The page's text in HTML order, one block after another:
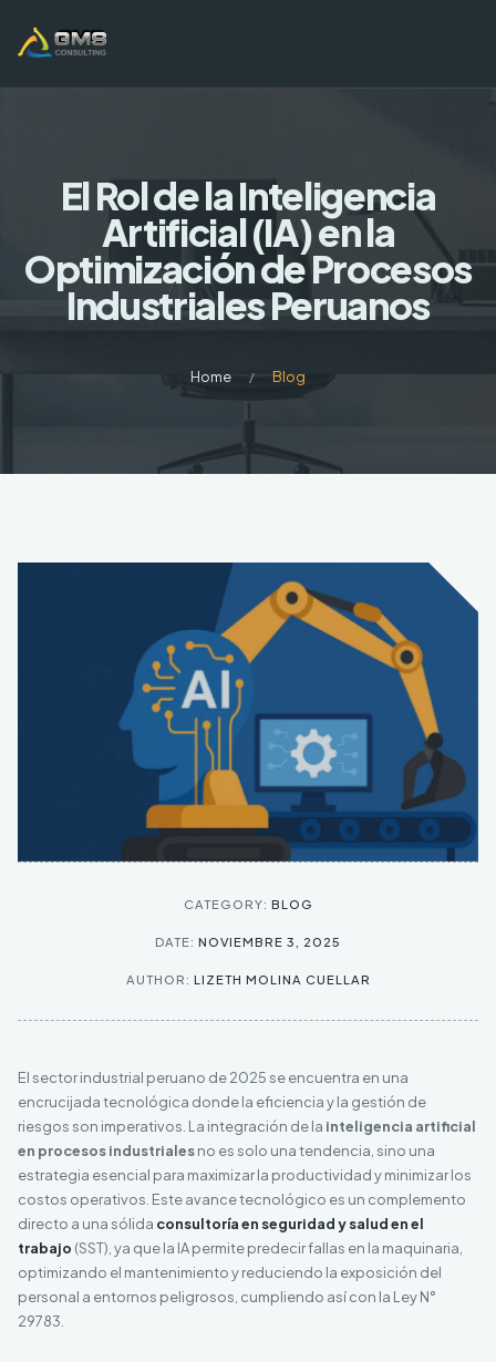
El Rol de la Inteligencia
Artificial (IA) en la
Optimización de Procesos
Industriales Peruanos
Home Blog
CATEGORY: BLOG
DATE: NOVIEMBRE 3, 2025
AUTHOR: LIZETH MOLINA CUELLAR
El sector industrial peruano de 2025 se encuentra en una
encrucijada tecnológica donde la eficiencia y la gestión de
riesgos son imperativos. La integración de la inteligencia artificial
en procesos industrialesno es solo una tendencia, sino una
estrategia esencial para maximizar la productividad y minimizar los
costos operativos. Este avance tecnológico es un complemento
directo a una sólida consultoría en seguridad y salud en el
trabajo (SST), ya que la IA permite predecir fallas en la maquinaria,
optimizando el mantenimiento y reduciendo la exposición del
personal a entornos peligrosos, cumpliendo así con la Ley N°
29783.